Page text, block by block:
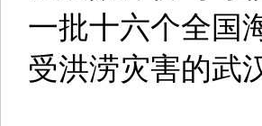
一批十六个全国
受洪涝灾害的武